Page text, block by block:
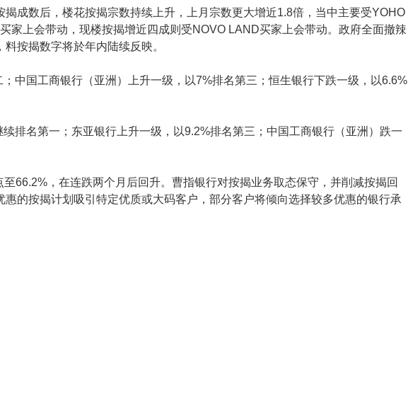
成数后，楼花按揭宗数持续上升，上月宗数更大增近1.8倍，当中主要受YOHO
上会带动，现楼按揭增近四成则受NOVO LAND买家上会带动。政府全面撤辣
按揭数字将於年内陆续反映。
中国工商银行（亚洲）上升一级，以7%排名第三；恒生银行下跌一级，以6.6%
排名第一；东亚银行上升一级，以9.2%排名第三；中国工商银行（亚洲）跌一
66.2%，在连跌两个月后回升。曹指银行对按揭业务取态保守，并削减按揭回
的按揭计划吸引特定优质或大码客户，部分客户将倾向选择较多优惠的银行承